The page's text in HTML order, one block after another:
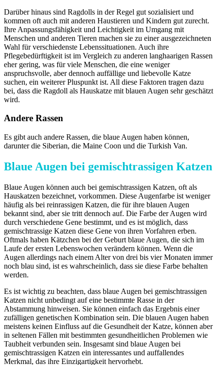
Darüber hinaus sind Ragdolls in der Regel gut sozialisiert und
kommen oft auch mit anderen Haustieren und Kindern gut zurecht.
Ihre Anpassungsfähigkeit und Leichtigkeit im Umgang mit
Menschen und anderen Tieren machen sie zu einer ausgezeichneten
Wahl für verschiedenste Lebenssituationen. Auch ihre
Pflegebedürftigkeit ist im Vergleich zu anderen langhaarigen Rassen
eher gering, was für viele Menschen, die eine weniger
anspruchsvolle, aber dennoch auffällige und liebevolle Katze
suchen, ein weiterer Pluspunkt ist. All diese Faktoren tragen dazu
bei, dass die Ragdoll als Hauskatze mit blauen Augen sehr geschätzt
wird.
Andere Rassen
Es gibt auch andere Rassen, die blaue Augen haben können,
darunter die Siberian, die Maine Coon und die Turkish Van.
Blaue Augen bei gemischtrassigen Katzen
Blaue Augen können auch bei gemischtrassigen Katzen, oft als
Hauskatzen bezeichnet, vorkommen. Diese Augenfarbe ist weniger
häufig als bei reinrassigen Katzen, die für ihre blauen Augen
bekannt sind, aber sie tritt dennoch auf. Die Farbe der Augen wird
durch verschiedene Gene bestimmt, und es ist möglich, dass
gemischtrassige Katzen diese Gene von ihren Vorfahren erben.
Oftmals haben Kätzchen bei der Geburt blaue Augen, die sich im
Laufe der ersten Lebenswochen verändern können. Wenn die
Augen allerdings nach einem Alter von drei bis vier Monaten immer
noch blau sind, ist es wahrscheinlich, dass sie diese Farbe behalten
werden.
Es ist wichtig zu beachten, dass blaue Augen bei gemischtrassigen
Katzen nicht unbedingt auf eine bestimmte Rasse in der
Abstammung hinweisen. Sie können einfach das Ergebnis einer
zufälligen genetischen Kombination sein. Die blauen Augen haben
meistens keinen Einfluss auf die Gesundheit der Katze, können aber
in seltenen Fällen mit bestimmten gesundheitlichen Problemen wie
Taubheit verbunden sein. Insgesamt sind blaue Augen bei
gemischtrassigen Katzen ein interessantes und auffallendes
Merkmal, das ihre Einzigartigkeit hervorhebt.